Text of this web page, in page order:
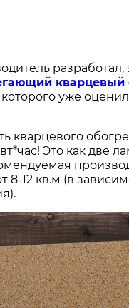
разработал,
кварцевый
которого уже
кварцевого
Это как две
8-12 кв.м (в